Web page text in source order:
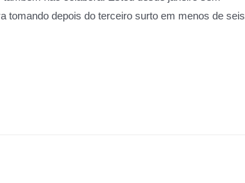
tomando depois do terceiro surto em menos de seis